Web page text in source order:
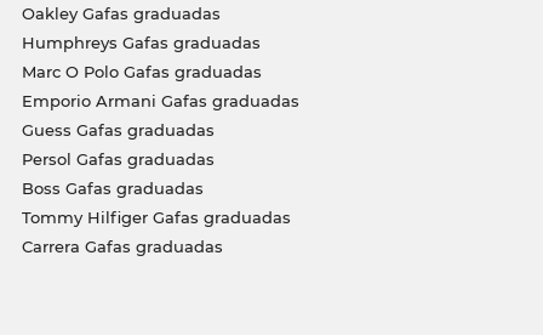
Oakley Gafas graduadas
Humphreys Gafas graduadas
Marc O Polo Gafas graduadas
Emporio Armani Gafas graduadas
Guess Gafas graduadas
Persol Gafas graduadas
Boss Gafas graduadas
Tommy Hilfiger Gafas graduadas
Carrera Gafas graduadas